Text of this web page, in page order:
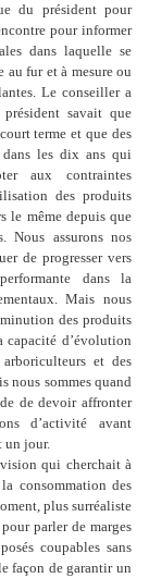
du président pour
pour informer
dans laquelle se
fur et à mesure ou
Le conseiller a
savait que
terme et que des
dans les dix ans qui
aux contraintes
des produits
le même depuis que
Nous assurons nos
de progresser vers
dans la
Mais nous
des produits
capacité d’évolution
et des
nous sommes quand
de devoir affronter
d’activité avant
un jour.
qui cherchait à
consommation des
plus surréaliste
parler de marges
coupables sans
façon de garantir un